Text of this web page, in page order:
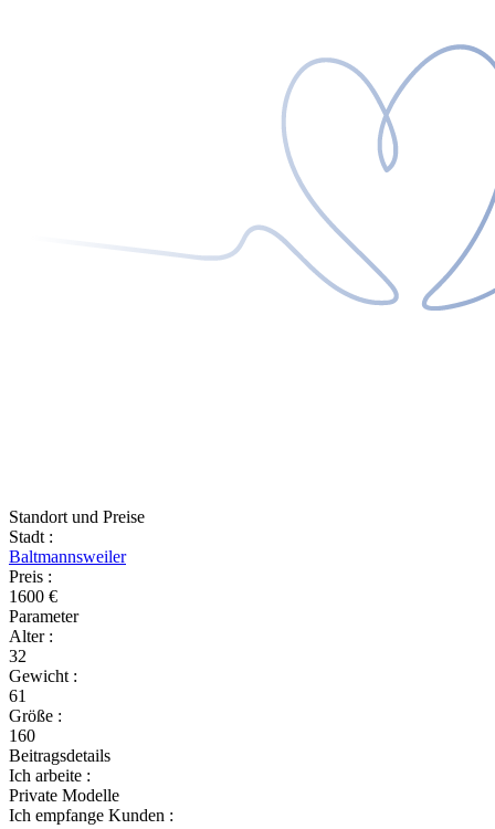
Standort und Preise
Stadt :
Baltmannsweiler
Preis :
1600 €
Parameter
Alter :
32
Gewicht :
61
Größe :
160
Beitragsdetails
Ich arbeite :
Private Modelle
Ich empfange Kunden :